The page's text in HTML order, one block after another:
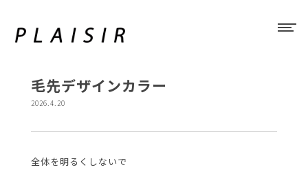
毛先デザインカラー
2026.4.20
全体を明るくしないで